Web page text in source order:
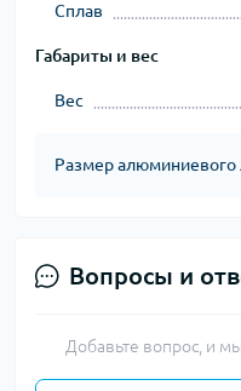
Сплав
Габариты и вес
Вес
Размер алюминиевого
Вопросы и
Добавьте вопрос, и